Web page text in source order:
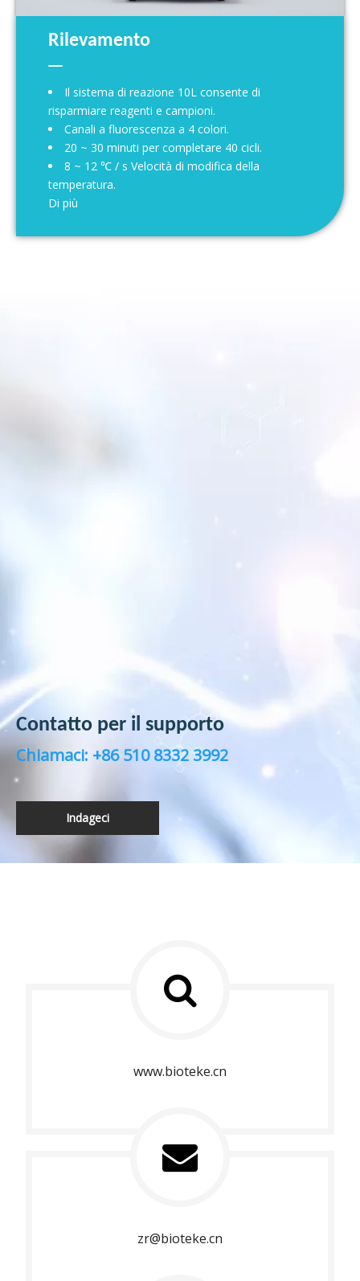
Rilevamento
Il sistema di reazione 10L consente di
risparmiare reagenti e campioni.
Canali a fluorescenza a 4 colori.
20 ~ 30 minuti per completare 40 cicli.
8 ~ 12 ℃ / s Velocità di modifica della
temperatura.
Di più
Contatto per il supporto
Chiamaci: +86 510 8332 3992
Indageci
www.bioteke.cn
zr@bioteke.cn